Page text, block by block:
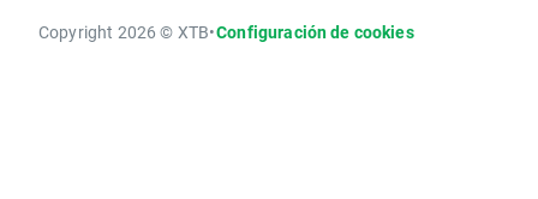
Copyright 2026 © XTB•Configuración de cookies